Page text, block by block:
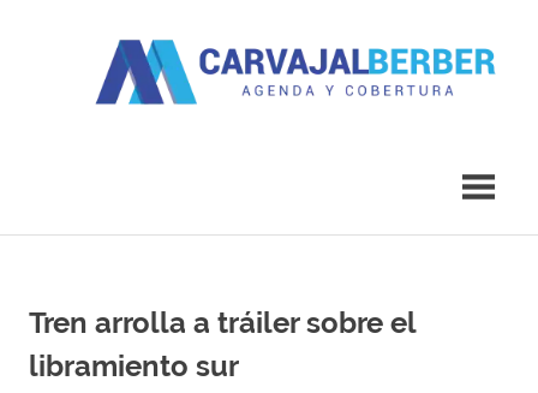
Tren arrolla a tráiler sobre el
libramiento sur